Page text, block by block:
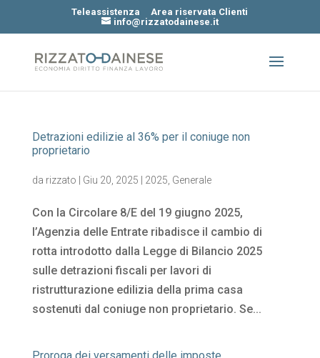
Teleassistenza
Area riservata Clienti
info@rizzatodainese.it
Detrazioni edilizie al 36% per il coniuge non
proprietario
da rizzato Giu 20, 2025 2025 Generale
Con la Circolare 8/E del 19 giugno 2025,
l’Agenzia delle Entrate ribadisce il cambio di
rotta introdotto dalla Legge di Bilancio 2025
sulle detrazioni fiscali per lavori di
ristrutturazione edilizia della prima casa
sostenuti dal coniuge non proprietario. Se...